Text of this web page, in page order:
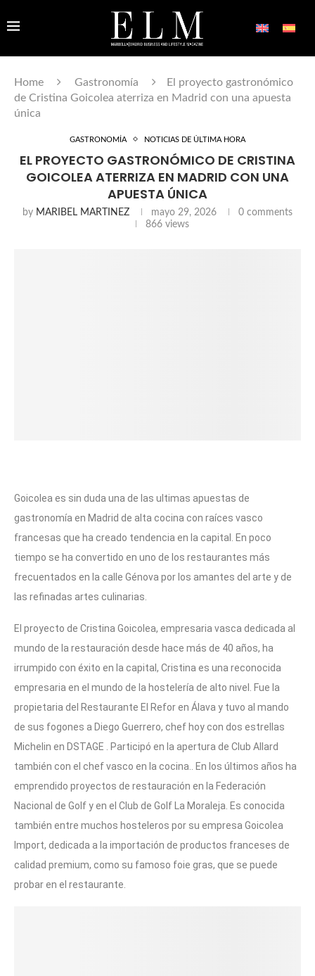
Home Gastronomía
El proyecto gastronómico
de Cristina Goicolea aterriza en Madrid con una apuesta
única
GASTRONOMÍA NOTICIAS DE ÚLTIMA HORA
EL PROYECTO GASTRONÓMICO DE CRISTINA
GOICOLEA ATERRIZA EN MADRID CON UNA
APUESTA ÚNICA
by MARIBEL MARTINEZ mayo 29, 2026
0 comments
866views
Goicolea es sin duda una de las ultimas apuestas de
gastronomía en Madrid de alta cocina con raíces vasco
francesas que ha creado tendencia en la capital. En poco
tiempo se ha convertido en uno de los restaurantes más
frecuentados en la calle Génova por los amantes del arte y de
las refinadas artes culinarias.
El proyecto de Cristina Goicolea, empresaria vasca dedicada al
mundo de la restauración desde hace más de 40 años, ha
irrumpido con éxito en la capital, Cristina es una reconocida
empresaria en el mundo de la hostelería de alto nivel. Fue la
propietaria del Restaurante El Refor en Álava y tuvo al mando
de sus fogones a Diego Guerrero, chef hoy con dos estrellas
Michelin en DSTAGE . Participó en la apertura de Club Allard
también con el chef vasco en la cocina.. En los últimos años ha
emprendido proyectos de restauración en la Federación
Nacional de Golf y en el Club de Golf La Moraleja. Es conocida
también entre muchos hosteleros por su empresa Goicolea
Import, dedicada a la importación de productos franceses de
calidad premium, como su famoso foie gras, que se puede
probar en el restaurante.